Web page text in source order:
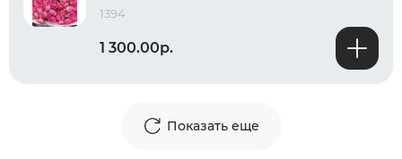
1394
1 300.00р.
Показать еще